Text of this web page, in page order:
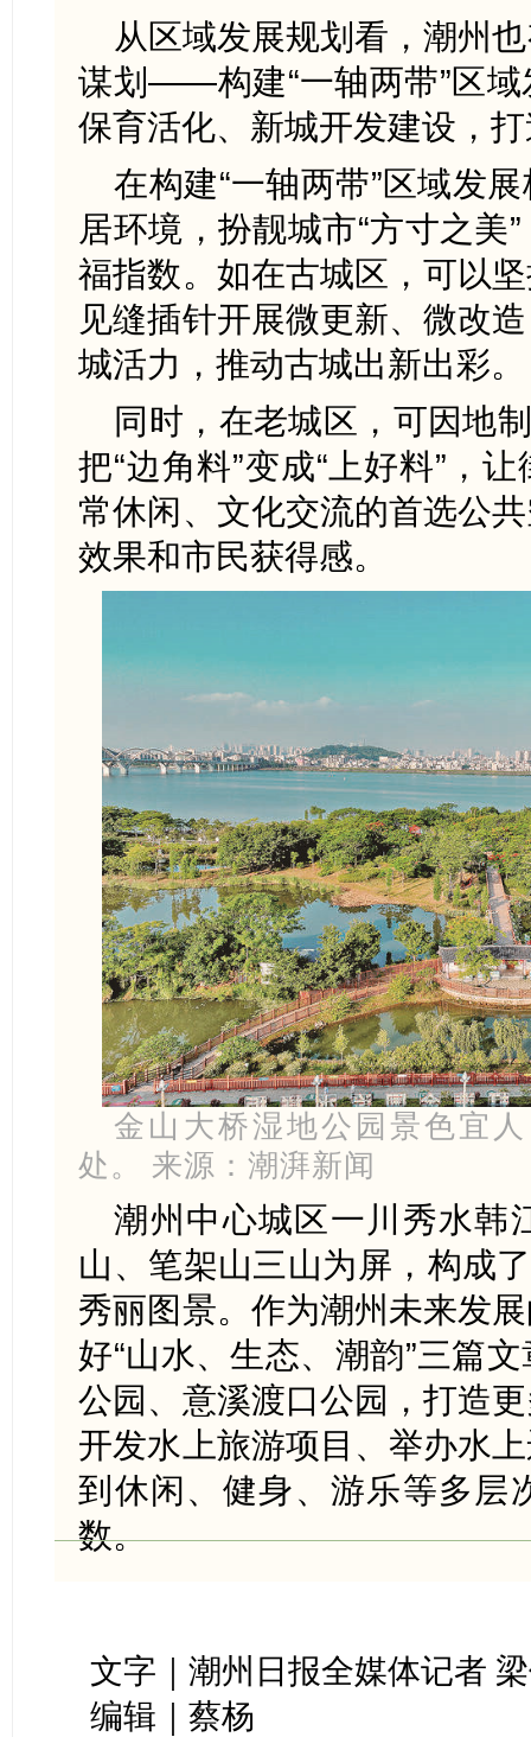
从区域发展规划看，潮州
谋划——构建“一轴两带”区域
保育活化、新城开发建设，
在构建“一轴两带”区域发
居环境，扮靓城市“方寸之美
福指数。如在古城区，可以
见缝插针开展微更新、微改
城活力，推动古城出新出彩。
同时，在老城区，可因地
把“边角料”变成“上好料”，
常休闲、文化交流的首选公
效果和市民获得感。
金山大桥湿地公园景色宜
处。 来源：潮湃新闻
潮州中心城区一川秀水韩
山、笔架山三山为屏，构成
秀丽图景。作为潮州未来发
好“山水、生态、潮韵”三篇
公园、意溪渡口公园，打造
开发水上旅游项目、举办水
到休闲、健身、游乐等多层
数。
文字｜潮州日报全媒体记者
编辑｜蔡杨